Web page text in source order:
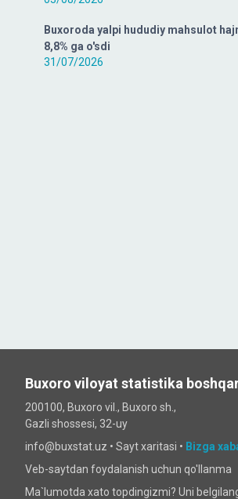
Buxoroda yalpi hududiy mahsulot
8,8% ga o'sdi
31/07/2026
Buxoro viloyat statistika
200100, Buxoro vil., Buxoro sh.,
Gazli shossesi, 32-uy
info@buxstat.uz • Sayt xaritasi • Bizga
Veb-saytdan foydalanish uchun qo'llanma
Ma`lumotda xato topdingizmi? Uni